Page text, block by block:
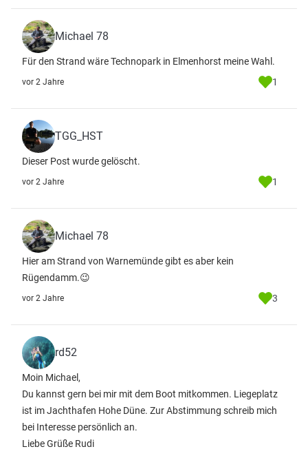
Michael 78
Für den Strand wäre Technopark in Elmenhorst meine Wahl.
vor 2 Jahre 1
TGG_HST
Dieser Post wurde gelöscht.
vor 2 Jahre 1
Michael 78
Hier am Strand von Warnemünde gibt es aber kein
Rügendamm.😉
vor 2 Jahre 3
rd52
Moin Michael,
Du kannst gern bei mir mit dem Boot mitkommen. Liegeplatz
ist im Jachthafen Hohe Düne. Zur Abstimmung schreib mich
bei Interesse persönlich an.
Liebe Grüße Rudi